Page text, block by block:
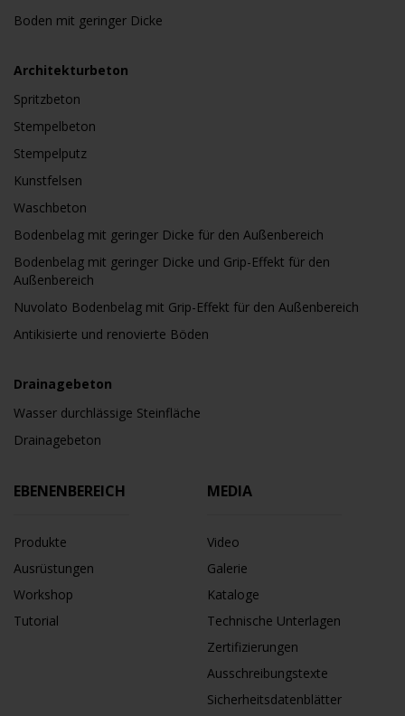
Boden mit geringer Dicke
Architekturbeton
Spritzbeton
Stempelbeton
Stempelputz
Kunstfelsen
Waschbeton
Bodenbelag mit geringer Dicke für den Außenbereich
Bodenbelag mit geringer Dicke und Grip-Effekt für den
Außenbereich
Nuvolato Bodenbelag mit Grip-Effekt für den Außenbereich
Antikisierte und renovierte Böden
Drainagebeton
Wasser durchlässige Steinfläche
Drainagebeton
EBENENBEREICH
Produkte
Ausrüstungen
Workshop
Tutorial
MEDIA
Video
Galerie
Kataloge
Technische Unterlagen
Zertifizierungen
Ausschreibungstexte
Sicherheitsdatenblätter